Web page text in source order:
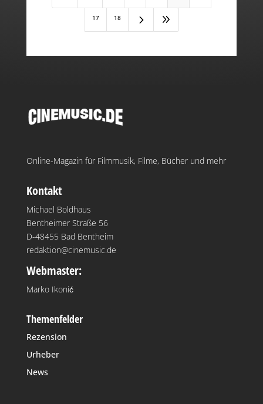
17 18 5 9
Online-Magazin für Filmmusik, Filme, Bücher und mehr
Kontakt
Michael Boldhaus
Bentheimer Straße 56
D-48455 Bad Bentheim
redaktion@cinemusic.de
Webmaster:
Marko Ikonić
Themenfelder
Rezension
Urheber
News